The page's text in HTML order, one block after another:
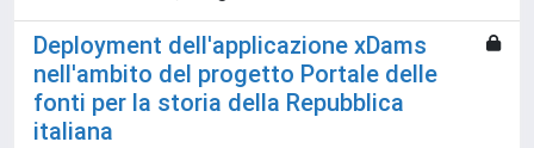
Deployment dell'applicazione xDams
nell'ambito del progetto Portale delle
fonti per la storia della Repubblica
italiana